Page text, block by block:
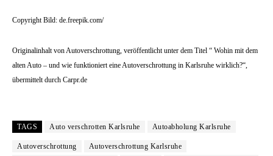
Copyright Bild: de.freepik.com/
Originalinhalt von Autoverschrottung, veröffentlicht unter dem Titel “ Wohin mit dem
alten Auto – und wie funktioniert eine Autoverschrottung in Karlsruhe wirklich?“,
übermittelt durch Carpr.de
TAGS Auto verschrotten Karlsruhe Autoabholung Karlsruhe
Autoverschrottung
Autoverschrottung Karlsruhe